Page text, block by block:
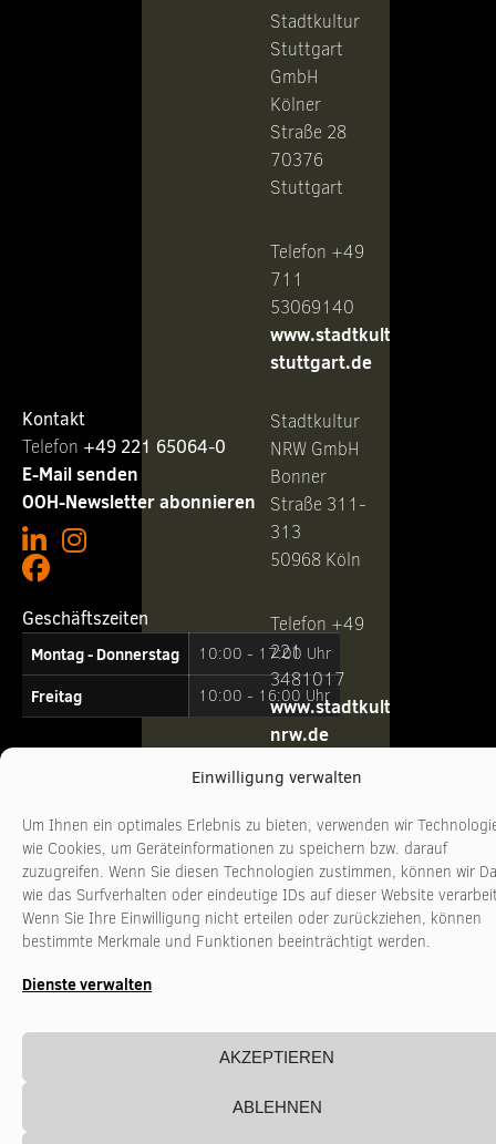
Einwilligung verwalten
Um Ihnen ein optimales Erlebnis zu bieten, verwenden wir
wie Cookies, um Geräteinformationen zu speichern bzw. darauf
zuzugreifen. Wenn Sie diesen Technologien zustimmen, können wir
wie das Surfverhalten oder eindeutige IDs auf dieser Website
Wenn Sie Ihre Einwilligung nicht erteilen oder zurückziehen, können
bestimmte Merkmale und Funktionen beeinträchtigt werden.
Dienste verwalten
AKZEPTIEREN
ABLEHNEN
Kontakt
Telefon ‭ +49 221 65064-0
E-Mail senden
OOH-Newsletter abonnieren
Geschäftszeiten
Montag - Donnerstag
10:00 - 17:00 Uhr
Freitag 10:00 - 16:00 Uhr
Stadtkultur
Stuttgart
GmbH
Kölner
Straße 28
70376
Stuttgart
Telefon +49
711
53069140
www.stadtkultur-
stuttgart.de
Stadtkultur
NRW GmbH
Bonner
Straße 311-
313
50968 Köln
Telefon +49
221
3481017
www.stadtkultur-
nrw.de